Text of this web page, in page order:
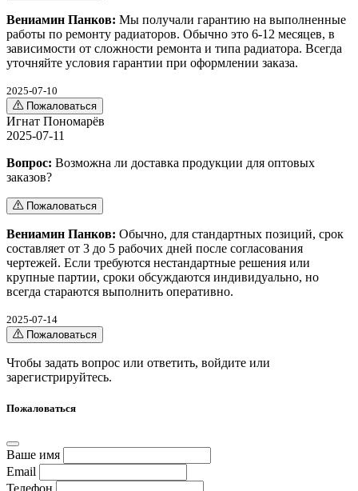
Вениамин Панков: Мы получали гарантию на выполненные
работы по ремонту радиаторов. Обычно это 6-12 месяцев, в
зависимости от сложности ремонта и типа радиатора. Всегда
уточняйте условия гарантии при оформлении заказа.
2025-07-10
Пожаловаться
Игнат Пономарёв
2025-07-11
Вопрос: Возможна ли доставка продукции для оптовых
заказов?
Пожаловаться
Вениамин Панков: Обычно, для стандартных позиций, срок
составляет от 3 до 5 рабочих дней после согласования
чертежей. Если требуются нестандартные решения или
крупные партии, сроки обсуждаются индивидуально, но
всегда стараются выполнить оперативно.
2025-07-14
Пожаловаться
Чтобы задать вопрос или ответить, войдите или
зарегистрируйтесь.
Пожаловаться
Ваше имя
Email